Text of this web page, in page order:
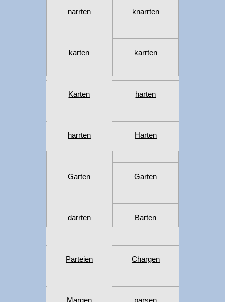
narrten knarrten
karten karrten
Karten harten
harrten Harten
Garten Garten
darrten Barten
Parteien Chargen